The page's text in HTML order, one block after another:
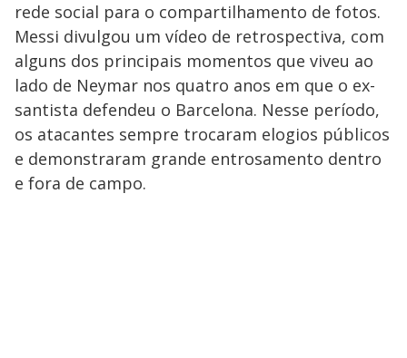
rede social para o compartilhamento de fotos.
Messi divulgou um vídeo de retrospectiva, com
alguns dos principais momentos que viveu ao
lado de Neymar nos quatro anos em que o ex-
santista defendeu o Barcelona. Nesse período,
os atacantes sempre trocaram elogios públicos
e demonstraram grande entrosamento dentro
e fora de campo.